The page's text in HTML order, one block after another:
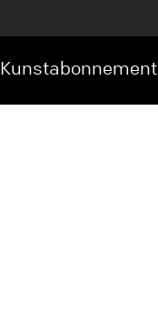
Kunstabonnement